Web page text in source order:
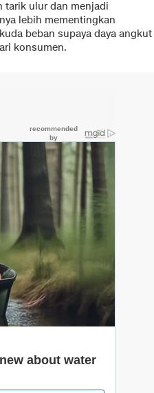
tarik ulur dan menjadi
lebih mementingkan
beban supaya daya angkut
konsumen.